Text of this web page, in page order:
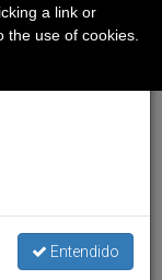
Entendido
a link or
use of cookies.